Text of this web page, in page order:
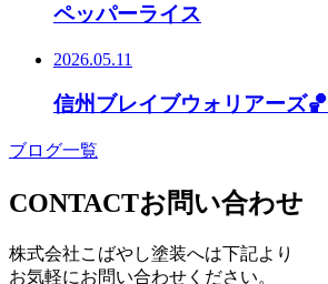
ペッパーライス
2026.05.11
信州ブレイブウォリアーズ🏀
ブログ一覧
CONTACTお問い合わせ
株式会社こばやし塗装へは下記より
お気軽にお問い合わせください。